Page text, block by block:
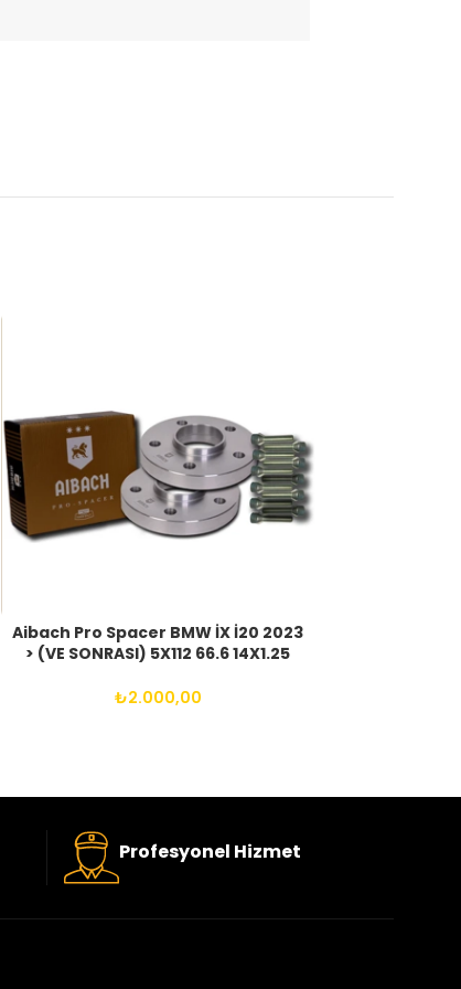
Aibach Pro Spacer BMW İX İ20 2023
> (VE SONRASI) 5X112 66.6 14X1.25
₺2.000,00
Profesyonel Hizmet